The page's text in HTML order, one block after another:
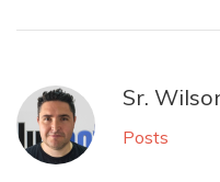
Sr.
Posts